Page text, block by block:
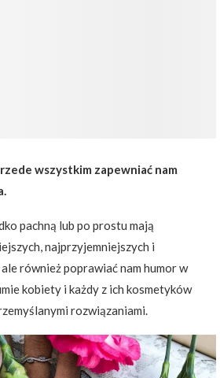
wszystkim zapewniać nam
pachną lub po prostu mają
najprzyjemniejszych i
również poprawiać nam humor w
kobiety i każdy z ich kosmetyków
rozwiązaniami.